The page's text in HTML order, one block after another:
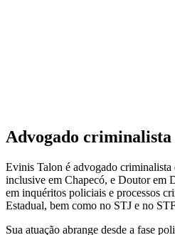
Advogado criminalista
Evinis Talon é advogado
inclusive em Chapecó, e Doutor em
em inquéritos policiais e processos
Estadual, bem como no STJ e no
Sua atuação abrange desde a fase